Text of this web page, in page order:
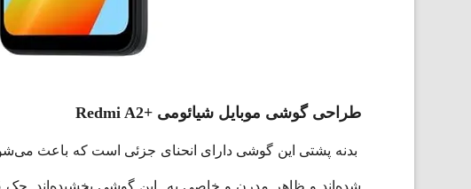
طراحی گوشی موبایل شیائومی +Redmi A2